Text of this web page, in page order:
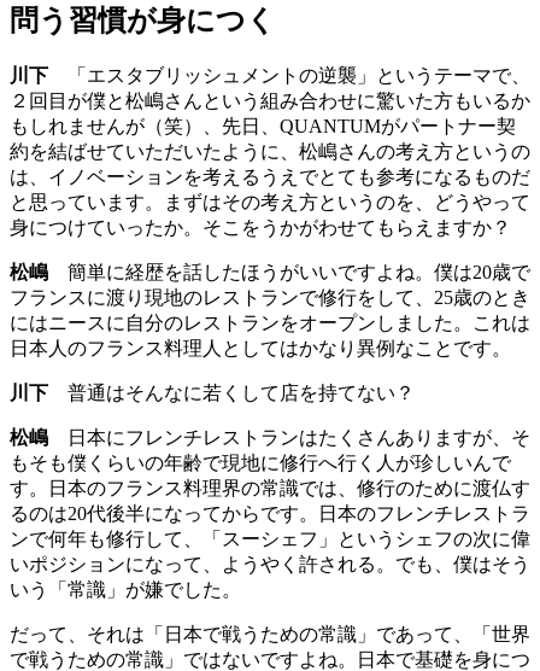
問う習慣が身につく
川下 「エスタブリッシュメントの逆襲」というテーマで、
２回目が僕と松嶋さんという組み合わせに驚いた方もいるか
もしれませんが（笑）、先日、QUANTUMがパートナー契
約を結ばせていただいたように、松嶋さんの考え方というの
は、イノベーションを考えるうえでとても参考になるものだ
と思っています。まずはその考え方というのを、どうやって
身につけていったか。そこをうかがわせてもらえますか？
松嶋 簡単に経歴を話したほうがいいですよね。僕は20歳で
フランスに渡り現地のレストランで修行をして、25歳のとき
にはニースに自分のレストランをオープンしました。これは
日本人のフランス料理人としてはかなり異例なことです。
川下 普通はそんなに若くして店を持てない？
松嶋 日本にフレンチレストランはたくさんありますが、そ
もそも僕くらいの年齢で現地に修行へ行く人が珍しいんで
す。日本のフランス料理界の常識では、修行のために渡仏す
るのは20代後半になってからです。日本のフレンチレストラ
ンで何年も修行して、「スーシェフ」というシェフの次に偉
いポジションになって、ようやく許される。でも、僕はそう
いう「常識」が嫌でした。
だって、それは「日本で戦うための常識」であって、「世界
で戦うための常識」ではないですよね。日本で基礎を身につ